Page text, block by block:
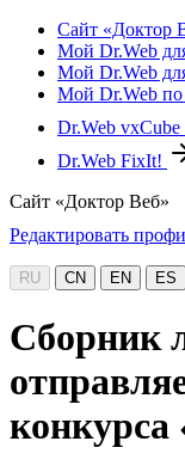
Сайт «Доктор
Мой Dr.Web
Мой Dr.Web
Мой Dr.Web по
Dr.Web vxCube
Dr.Web FixIt!
Сайт «Доктор Веб»
Редактировать
RU CN EN ES
Сборник
конкурса